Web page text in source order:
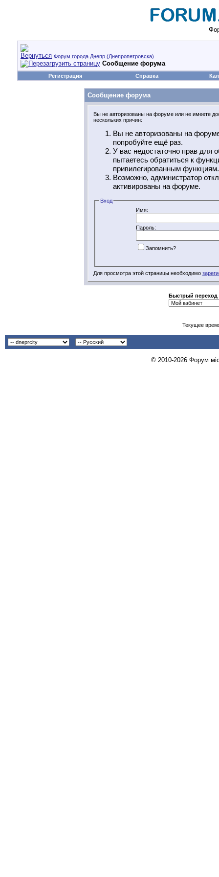
Форум города Днепр (Днепропетровска)
Сообщение форума
Регистрация Справка
Сообщение форума
Вы не авторизованы на форуме или не имеете
нескольких причин:
Вы не авторизованы на
попробуйте ещё раз.
У вас недостаточно прав для
пытаетесь обратиться к
привилегированным функциям.
Возможно, администратор
активированы на форуме.
Вход
Имя:
Пароль:
Запомнить?
Для просмотра этой страницы необходимо
Быстрый переход
Текущее
© 2010-2026 Форум